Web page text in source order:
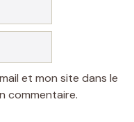
et mon site dans le
commentaire.